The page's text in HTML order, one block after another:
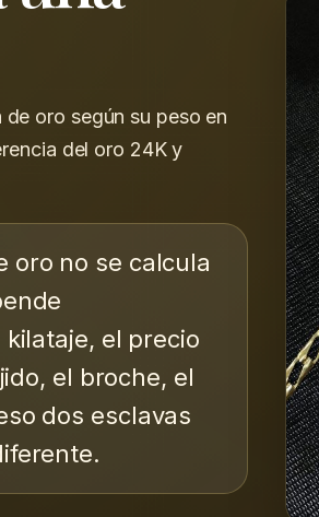
oro según su peso en
del oro 24K y
oro no se calcula
el precio
el broche, el
dos esclavas